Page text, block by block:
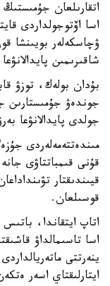
اسا اۆتوجولداردى
شاقىرىمىن
بۇدان بولەك، توزۋ
جولدى پايدالانۋعا
مىندەتتەمەلەردى
قۇنى قىمباتتاۋى
قيىندىقتار
قوسىلعان.
اسا تاسىمالداۋ
ينەرتتى
ايتارلىقتاي اسەر